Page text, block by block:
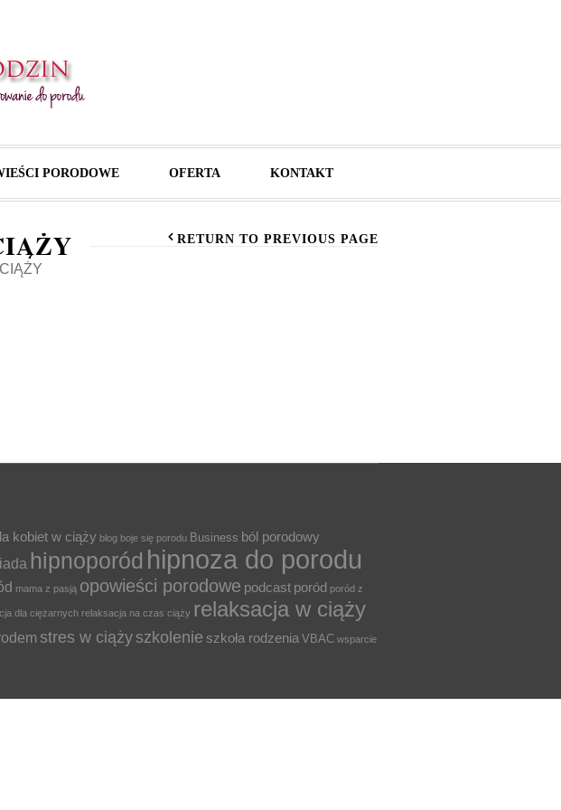
PORODOWE OFERTA KONTAKT
RETURN TO PREVIOUS PAGE
kobiet w ciąży blog boje się porodu Business ból porodowy
hipnoporód hipnoza do porodu
mama z pasją opowieści porodowe podcast poród poród z
dla ciężarnych relaksacja na czas ciąży relaksacja w ciąży
stres w ciąży szkolenie szkoła rodzenia VBAC wsparcie